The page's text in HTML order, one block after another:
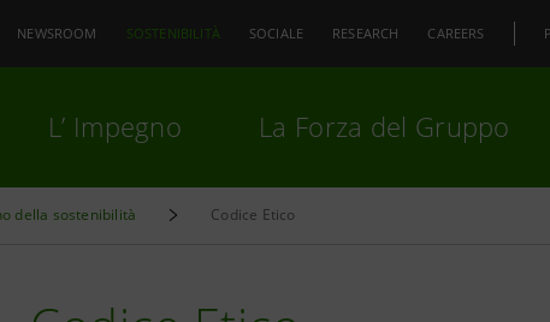
NEWSROOM SOSTENIBILITÀ SOCIALE RESEARCH CAREERS
L’ Impegno La Forza del Gruppo
della sostenibilità Codice Etico